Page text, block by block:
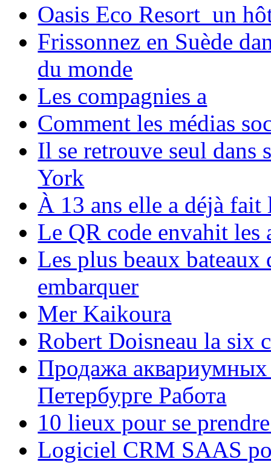
Oasis Eco Resort un
Frissonnez en Suède
du monde
Les compagnies a
Comment les médias
Il se retrouve seul dans
York
À 13 ans elle a déjà
Le QR code envahit les
Les plus beaux bateaux
embarquer
Mer Kaikoura
Robert Doisneau la six
Продажа аквариумных
Петербурге Работа
10 lieux pour se
Logiciel CRM SAAS